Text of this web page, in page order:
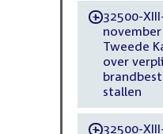
-32500-
november
Tweede
over
stallen
-32500-